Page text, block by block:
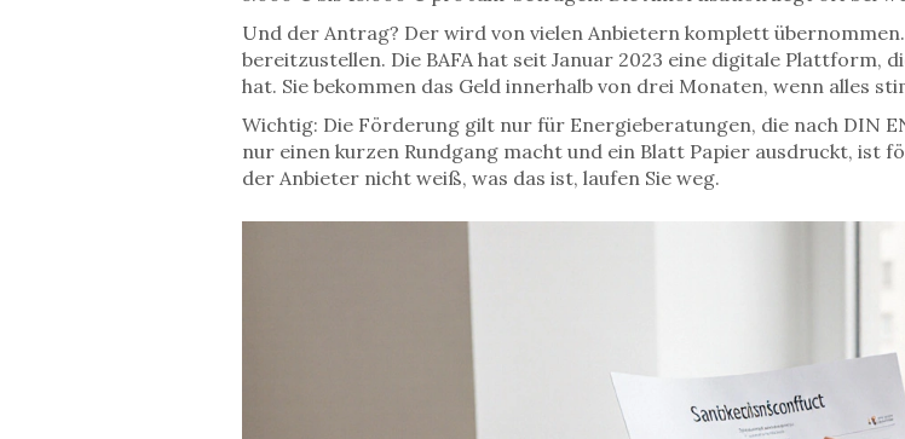
Und der Antrag? Der wird von vielen Anbietern komplett
bereitzustellen. Die BAFA hat seit Januar 2023 eine digitale Plattform,
hat. Sie bekommen das Geld innerhalb von drei Monaten, wenn alles
Wichtig: Die Förderung gilt nur für Energieberatungen, die nach DIN
nur einen kurzen Rundgang macht und ein Blatt Papier ausdruckt, ist
der Anbieter nicht weiß, was das ist, laufen Sie weg.